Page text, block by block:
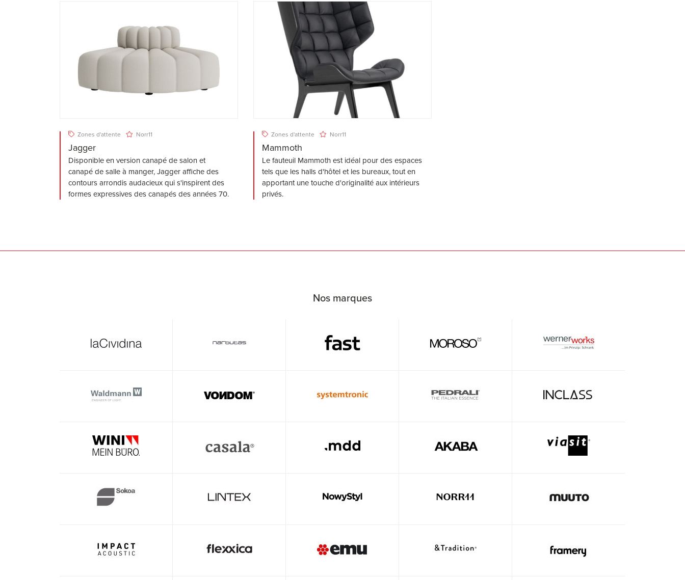
Zones d'attente Norr11
Jagger
Disponible en version canapé de salon et
canapé de salle à manger, Jagger affiche des
contours arrondis audacieux qui s'inspirent des
formes expressives des canapés des années 70.
Zones d'attente Norr11
Mammoth
Le fauteuil Mammoth est idéal pour des espaces
tels que les halls d'hôtel et les bureaux, tout en
apportant une touche d'originalité aux intérieurs
privés.
Nos marques